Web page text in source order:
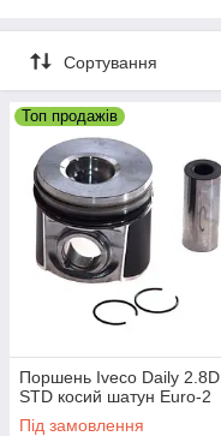
Поршень стандарт,
поршень без кілець,
поршень з камерою
клапана купити в
Сортування
Топ продажів
Поршень Iveco Daily 2.8D
STD косий шатун Euro-2
Під замовлення